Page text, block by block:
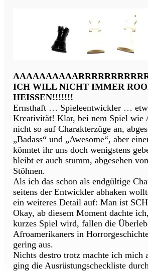
ICH WILL NICHT IMMER
HEISSEN!!!!!!!
Ernsthaft … Spieleentwickler …
Kreativität! Klar, bei nem Spiel wie
nicht so auf Charakterzüge an,
„Badass“ und „Awesome“, aber
könntet ihr uns doch wenigstens
bleibt er auch stumm, abgesehen
Stöhnen.
Als ich das schon als endgültige
seitens der Entwickler abhaken
ein weiteres Detail auf: Man ist
Okay, ab diesem Moment dachte
kurzes Spiel wird, fallen die
Afroamerikaners in
gering aus.
Nichts destro trotz machte ich mich
ging die Ausrüstungscheckliste